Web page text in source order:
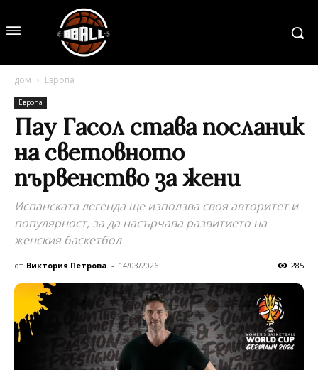
дом Европа
Европа
Пау Гасол става посланик
на световното
първенство за жени
Испанската легенда ще използва своя авторитет и
популярност, за да насърчава развитието на
женския баскетбол
от Виктория Петрова - 14/03/2026 285